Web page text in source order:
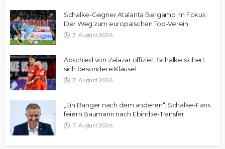
Schalke-Gegner Atalanta Bergamo im Fokus:
Der Weg zum europäischen Top-Verein
7. August 2026
Abschied von Zalazar offiziell: Schalke sichert
sich besondere Klausel
7. August 2026
„Ein Banger nach dem anderen“: Schalke-Fans
feiern Baumann nach Ebimbe-Transfer
7. August 2026